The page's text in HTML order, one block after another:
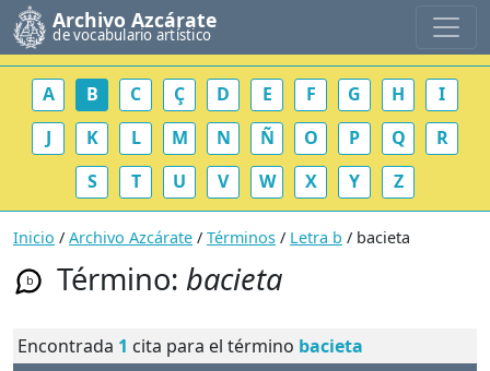
Archivo Azcárate
de vocabulario artístico
A B C Ç D E F G H
I
J
K L M N Ñ O P Q
R
S
T U V W X Y Z
Inicio / Archivo Azcárate / Términos / Letra b / bacieta
b Término: bacieta
Encontrada 1 cita para el término bacieta